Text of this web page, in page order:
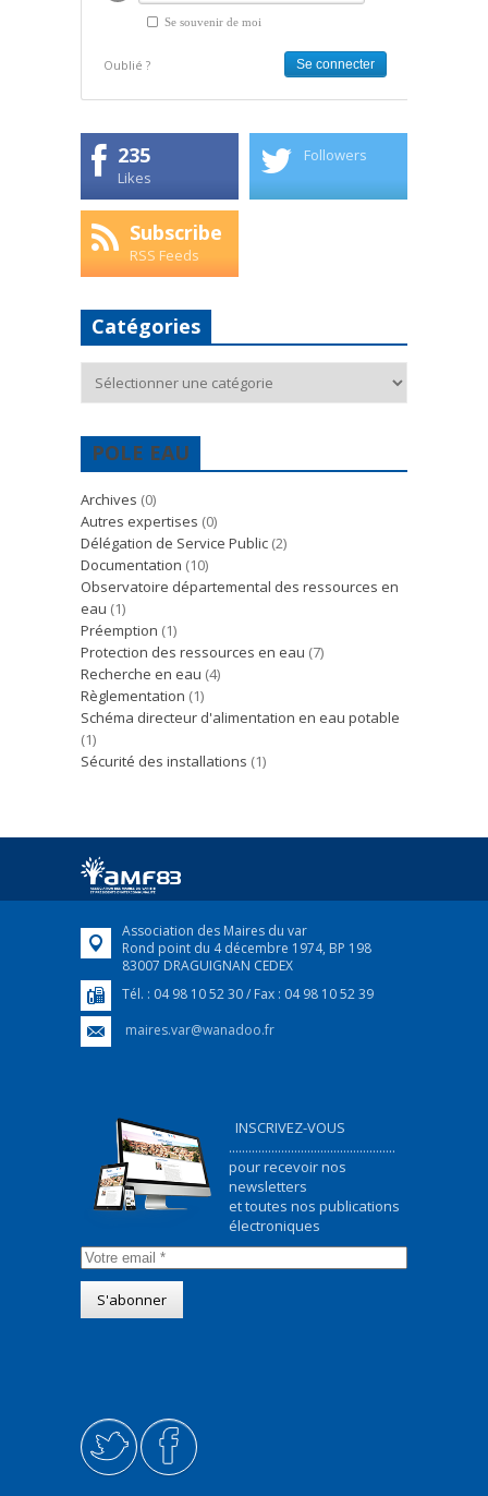
Se souvenir de moi
Oublié ?
235
Likes
Followers
Subscribe
RSS Feeds
Catégories
POLE EAU
Archives (0)
Autres expertises (0)
Délégation de Service Public (2)
Documentation (10)
Observatoire départemental des ressources en
eau (1)
Préemption (1)
Protection des ressources en eau (7)
Recherche en eau (4)
Règlementation (1)
Schéma directeur d'alimentation en eau potable
(1)
Sécurité des installations (1)
Association des Maires du var
Rond point du 4 décembre 1974, BP 198
83007 DRAGUIGNAN CEDEX
Tél. : 04 98 10 52 30 / Fax : 04 98 10 52 39
maires.var@wanadoo.fr
INSCRIVEZ-VOUS
...................................................
pour recevoir nos
newsletters
et toutes nos publications
électroniques